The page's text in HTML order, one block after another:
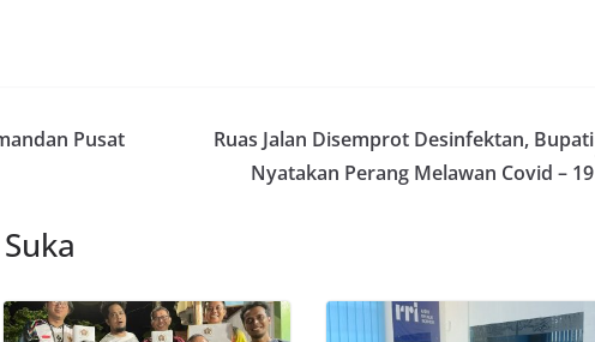
Pusat
Ruas Jalan Disemprot Desinfektan, Bupati
Nyatakan Perang Melawan Covid – 19